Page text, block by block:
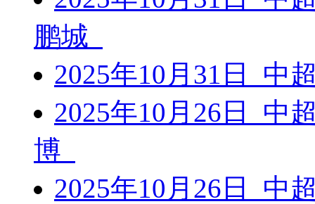
鹏城
2025年10月31日 中
2025年10月26日 中
博
2025年10月26日 中